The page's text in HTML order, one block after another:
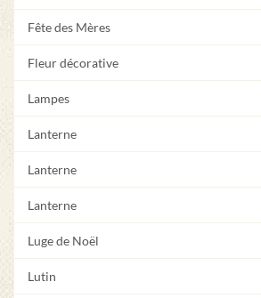
Fête des Mères
Fleur décorative
Lampes
Lanterne
Lanterne
Lanterne
Luge de Noël
Lutin